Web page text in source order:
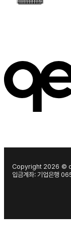
Copyright 2026 ©
입금계좌: 기업은행